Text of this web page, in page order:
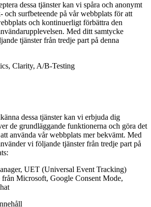
dessa tjänster kan vi spåra och anonymt
och surfbeteende på vår webbplats för att
och kontinuerligt förbättra den
Med ditt samtycke
tjänster från tredje part på denna
Clarity, A/B-Testing
dessa tjänster kan vi erbjuda dig
de grundläggande funktionerna och göra det
använda vår webbplats mer bekvämt. Med
vi följande tjänster från tredje part på
UET (Universal Event Tracking)
från Microsoft, Google Consent Mode,